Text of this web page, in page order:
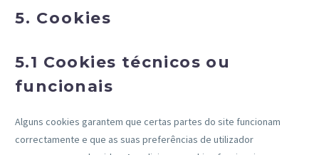
5. Cookies
5.1 Cookies técnicos ou
funcionais
Alguns cookies garantem que certas partes do site funcionam
correctamente e que as suas preferências de utilizador